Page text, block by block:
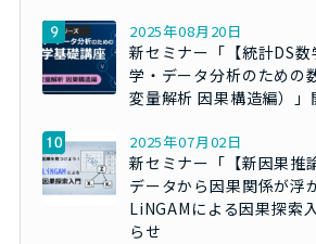
2025年08月20日
新セミナー「【統計DS
学・データ分析のための
変量解析 因果構造編）」
2025年07月02日
新セミナー「【新因果推
データから因果関係が浮
LiNGAMによる因果探索
らせ